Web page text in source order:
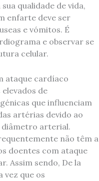
qualidade de vida,
enfarte deve ser
e vómitos. É
e observar se
celular.
ataque cardíaco
de
que influenciam
artérias devido ao
diâmetro arterial.
não têm a
doentes com ataque
Assim sendo, De la
vez que os